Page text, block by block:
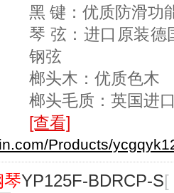
黑 键：优质防滑功
琴 弦：进口原装德
钢弦
榔头木：优质色木
榔头毛质：英国进
[查看]
Products/
琴YP125F-BDRCP-S[